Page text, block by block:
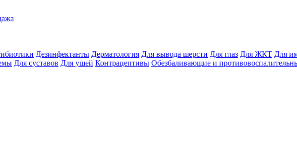
Дезинфектанты Дерматология Для вывода шерсти Для глаз Для ЖКТ Для
Для суставов Для ушей Контрацептивы Обезбаливающие и